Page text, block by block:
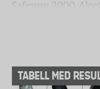
Safeway 2000,
Mini Alcohol
AT0020, Breath
TABELL MED